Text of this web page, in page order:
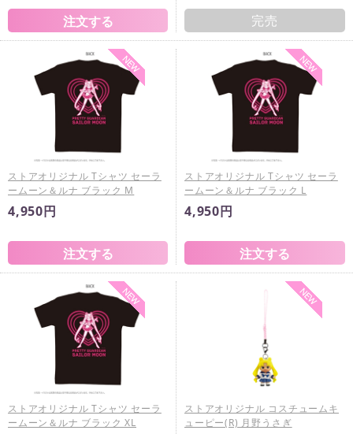
完売
ストアオリジナル Tシャツ セーラ
ームーン＆ルナ ブラック M
4,950円
ストアオリジナル Tシャツ セーラ
ームーン＆ルナ ブラック L
4,950円
ストアオリジナル Tシャツ セーラ
ームーン＆ルナ ブラック XL
ストアオリジナル コスチュームキ
ューピー(R) 月野うさぎ